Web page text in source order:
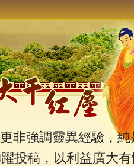
強調靈異經驗，純
投稿，以利益廣大